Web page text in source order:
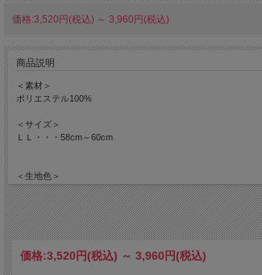
価格:3,520円(税込) ～ 3,960円(税込)
商品説明
＜素材＞
ポリエステル100%
＜サイズ＞
ＬＬ・・・58cm～60cm
＜生地色＞
黒
＜ヒサシ＞
【一般用(ヒサシに刺繍なし)】 ： 階級3等海佐まで
【佐官用(ヒサシに刺繍有)】 ： 階級2等海佐・1等海佐
価格:3,520円(税込) ～ 3,960円(税込)